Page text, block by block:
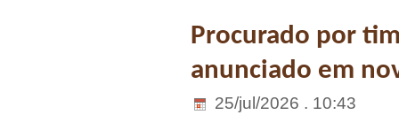
Procurado por
anunciado em
25/jul/2026 . 10:43